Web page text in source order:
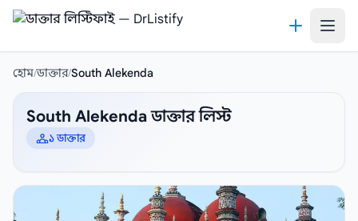
কন্টেন্টে যান
হোম/ডাক্তার/South Alekenda
South Alekenda ডাক্তার লিস্ট
১ ডাক্তার